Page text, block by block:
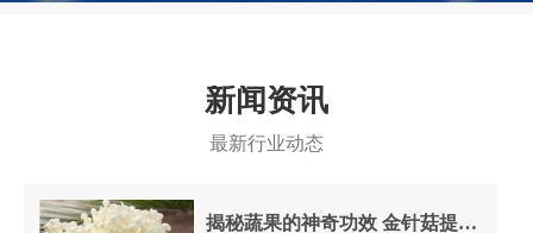
新闻资讯
最新行业动态
揭秘蔬果的神奇功效 金针菇提高智商